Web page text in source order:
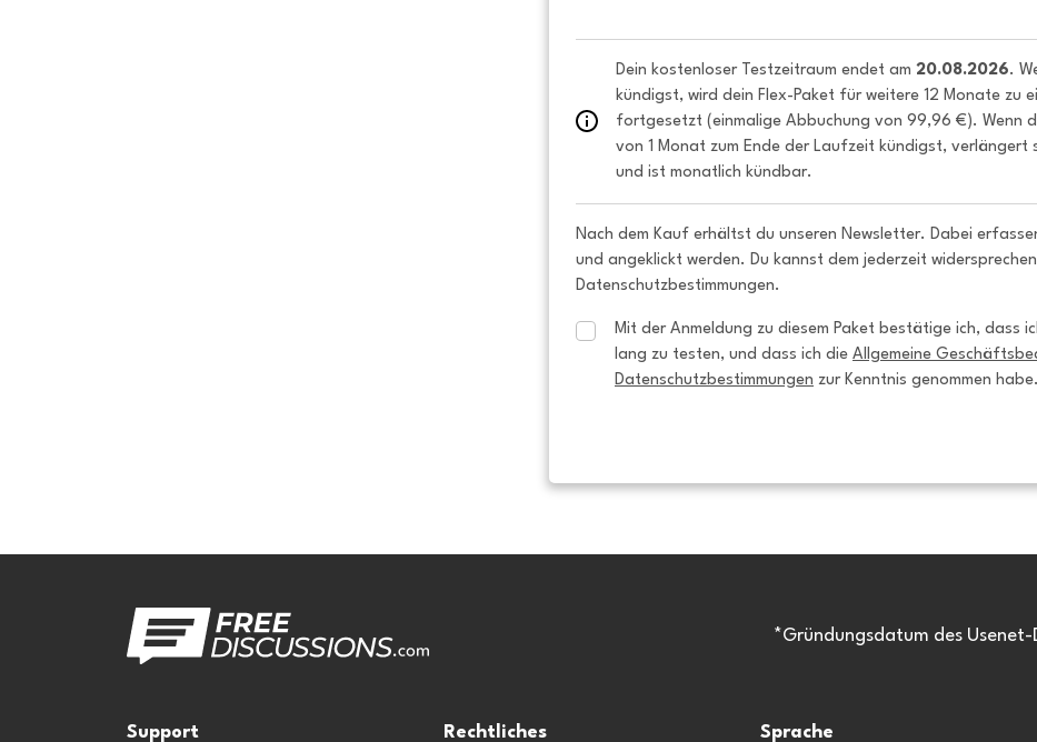
Dein kostenloser Testzeitraum endet am 20.08.2026.
kündigst, wird dein Flex-Paket für weitere 12 Monate zu
fortgesetzt (einmalige Abbuchung von 99,96 €). Wenn
von 1 Monat zum Ende der Laufzeit kündigst,
und ist monatlich kündbar.
Nach dem Kauf erhältst du unseren Newsletter. Dabei
und angeklickt werden. Du kannst dem jederzeit
Datenschutzbestimmungen.
Mit der Anmeldung zu diesem Paket bestätige ich, dass
lang zu testen, und dass ich die Allgemeine
Datenschutzbestimmungen zur Kenntnis genommen habe.
*Gründungsdatum des Usenet-
Support Rechtliches Sprache